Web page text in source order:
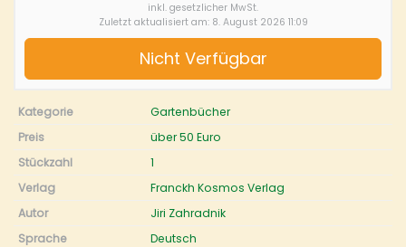
inkl. gesetzlicher MwSt.
Zuletzt aktualisiert am: 8. August 2026 11:09
Nicht Verfügbar
Kategorie
Gartenbücher
Preis
über 50 Euro
Stückzahl
1
Verlag
Franckh Kosmos Verlag
Autor
Jiri Zahradnik
Sprache
Deutsch